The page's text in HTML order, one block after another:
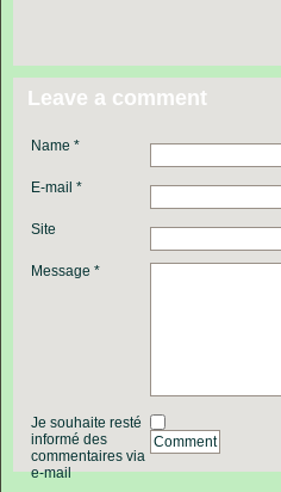
Leave a comment
Name *
E-mail *
Site
Message *
Je souhaite resté
informé des
commentaires via
e-mail
Comment